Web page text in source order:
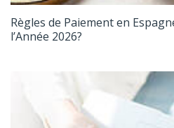
Règles de Paiement en
l’Année 2026?